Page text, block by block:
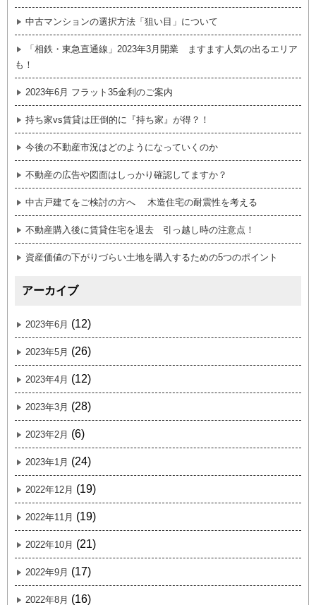
中古マンションの選択方法「狙い目」について
「相鉄・東急直通線」2023年3月開業 ますます人気の出るエリア
も！
2023年6月 フラット35金利のご案内
持ち家vs賃貸は圧倒的に『持ち家』が得？！
今後の不動産市況はどのようになっていくのか
不動産の広告や図面はしっかり確認してますか？
中古戸建てをご検討の方へ 木造住宅の耐震性を考える
不動産購入後に賃貸住宅を退去 引っ越し時の注意点！
資産価値の下がりづらい土地を購入するための5つのポイント
アーカイブ
2023年6月 (12)
2023年5月 (26)
2023年4月 (12)
2023年3月 (28)
2023年2月 (6)
2023年1月 (24)
2022年12月 (19)
2022年11月 (19)
2022年10月 (21)
2022年9月 (17)
2022年8月 (16)